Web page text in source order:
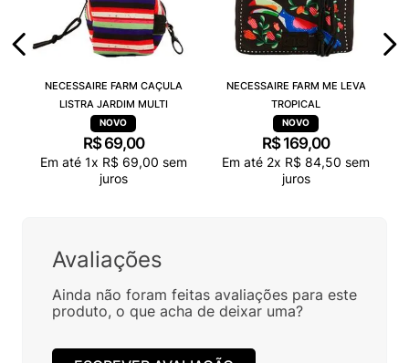
NECESSAIRE FARM CAÇULA
LISTRA JARDIM MULTI
R$ 69,00
Em até 1x R$ 69,00 sem
juros
NECESSAIRE FARM ME LEVA
TROPICAL
R$ 169,00
Em até 2x R$ 84,50 sem
juros
Avaliações
Ainda não foram feitas avaliações para este
produto, o que acha de deixar uma?